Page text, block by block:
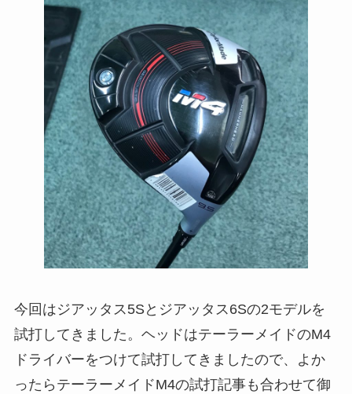
今回はジアッタス5Sとジアッタス6Sの2モデルを
試打してきました。ヘッドはテーラーメイドのM4
ドライバーをつけて試打してきましたので、よか
ったらテーラーメイドM4の試打記事も合わせて御